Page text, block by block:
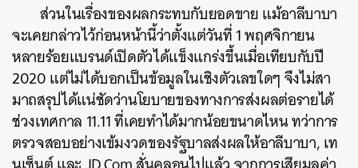
ส่วนในเรื่องของผลกระทบกับยอดขาย แม้อาลีบาบา
จะเคยกล่าวไว้ก่อนหน้านี้ว่าตั้งแต่วันที่ 1 พฤศจิกายน
หลายร้อยแบรนด์เปิดตัวได้แข็งแกร่งขึ้นเมื่อเทียบกับปี
2020 แต่ไม่ได้บอกเป็นข้อมูลในเชิงตัวเลขใดๆ จึงไม่สา
มาถสรุปได้แน่ชัดว่านโยบายของทางการส่งผลต่อรายได้
ช่วงเทศกาล 11.11 ที่เคยทำได้มากน้อยขนาดไหน ทว่าการ
ตรวจสอบอย่างเข้มงวดของรัฐบาลส่งผลให้อาลีบาบา, เท
SHARE TWEET LINE EMAIL